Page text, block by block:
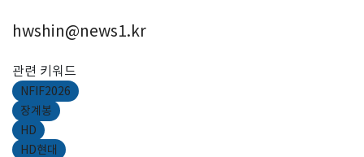
hwshin@news1.kr
관련 키워드
NFIF2026
장계봉
HD
HD현대